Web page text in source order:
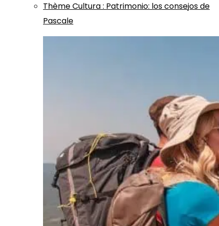
ThèmeCultura: Patrimonio: los consejos de
Pascale